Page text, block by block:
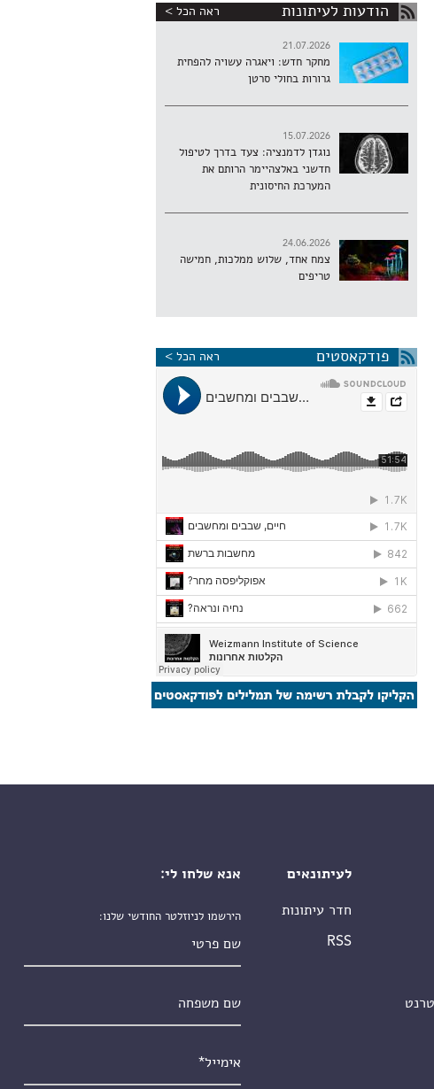
הודעות לעיתונות ראה הכל >
21.07.2026
מחקר חדש: ויאגרה עשויה להפחית
גרורות בחולי סרטן
15.07.2026
נוגדן לדמנציה: צעד בדרך לטיפול
חדשני באלצהיימר הרותם את
המערכת החיסונית
24.06.2026
צמח אחד, שלוש ממלכות, חמישה
טריפים
פודקאסטים ראה הכל >
לעיתונאים
חדר עיתונות
RSS
אנא שלחו לי:
הירשמו לניוזלטר החודשי שלנו: